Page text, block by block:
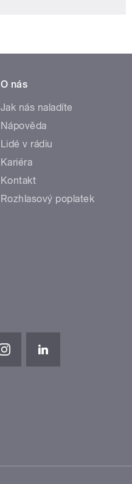
O nás
Jak nás naladíte
Nápověda
Lidé v rádiu
Kariéra
Kontakt
Rozhlasový poplatek